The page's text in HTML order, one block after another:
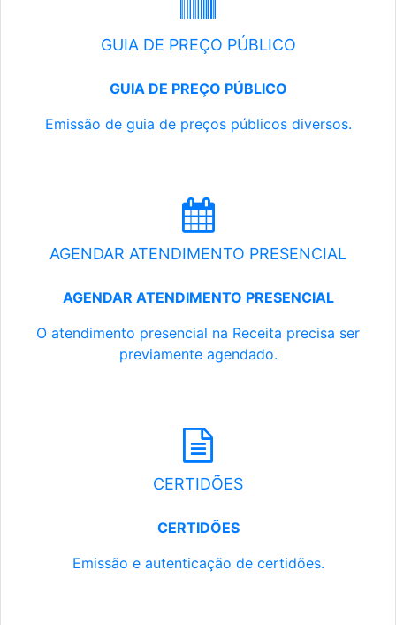
GUIA DE PREÇO PÚBLICO
GUIA DE PREÇO PÚBLICO
Emissão de guia de preços públicos diversos.
AGENDAR ATENDIMENTO PRESENCIAL
AGENDAR ATENDIMENTO PRESENCIAL
O atendimento presencial na Receita precisa ser
previamente agendado.
CERTIDÕES
CERTIDÕES
Emissão e autenticação de certidões.